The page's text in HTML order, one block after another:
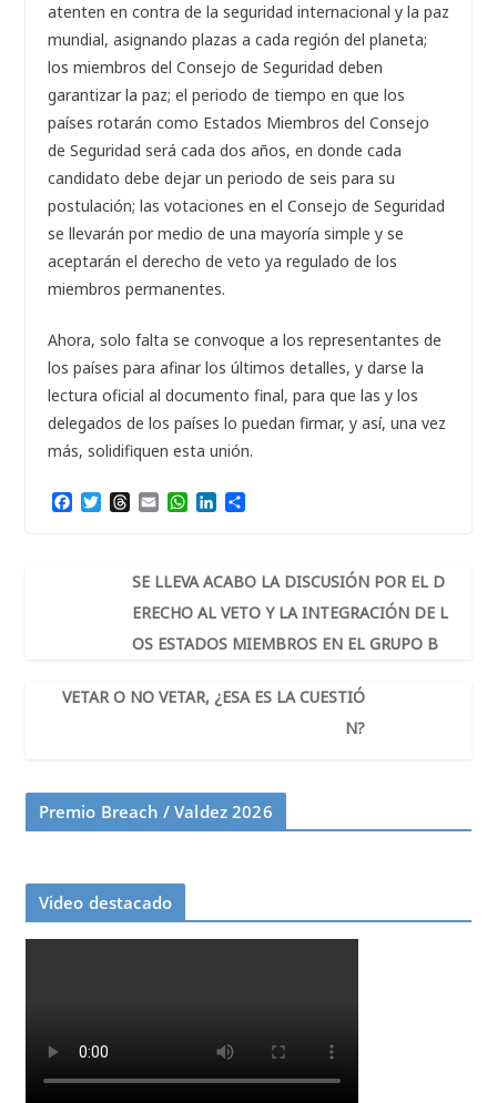
atenten en contra de la seguridad internacional y la paz
mundial, asignando plazas a cada región del planeta;
los miembros del Consejo de Seguridad deben
garantizar la paz; el periodo de tiempo en que los
países rotarán como Estados Miembros del Consejo
de Seguridad será cada dos años, en donde cada
candidato debe dejar un periodo de seis para su
postulación; las votaciones en el Consejo de Seguridad
se llevarán por medio de una mayoría simple y se
aceptarán el derecho de veto ya regulado de los
miembros permanentes.
Ahora, solo falta se convoque a los representantes de
los países para afinar los últimos detalles, y darse la
lectura oficial al documento final, para que las y los
delegados de los países lo puedan firmar, y así, una vez
más, solidifiquen esta unión.
F
T
T
a
d
s
E
l
W
s
A
p
p
L
e
d
I
n
C
a
r
t
i
SE LLEVA ACABO LA DISCUSIÓN POR EL D
ERECHO AL VETO Y LA INTEGRACIÓN DE L
OS ESTADOS MIEMBROS EN EL GRUPO B
VETAR O NO VETAR, ¿ESA ES LA CUESTIÓ
N?
Premio Breach / Valdez 2026
Video destacado